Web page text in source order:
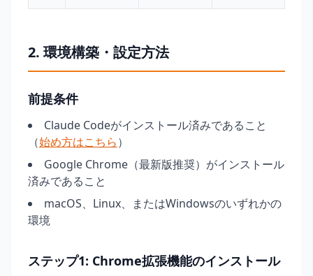
2. 環境構築・設定方法
前提条件
Claude Codeがインストール済みであること
（始め方はこちら）
Google Chrome（最新版推奨）がインストール
済みであること
macOS、Linux、またはWindowsのいずれかの
環境
ステップ1: Chrome拡張機能のインストール